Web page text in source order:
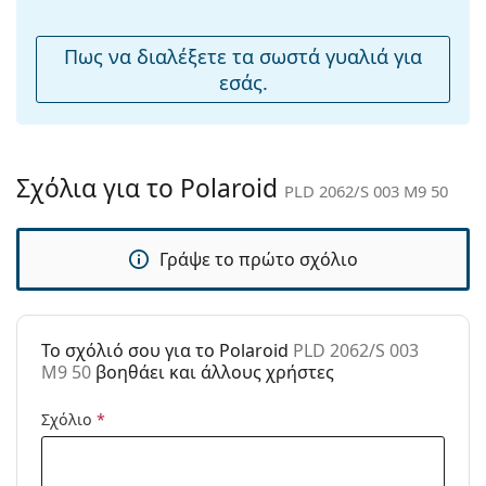
άρθρωση:
Όχι
Αξεσουάρ
Πανί
καθαρισμού:
Ναι
Τύπος:
Unisex
Μάρκα:
Polaroid
PLD 2062/S 003 M9 50
Πως να διαλέξετε τα σωστά γυαλιά για
εσάς.
Σχόλια για το Polaroid PLD 2062/S 003 M9 50
Γράψε το πρώτο σχόλιο
To σχόλιό σου για το Polaroid PLD 2062/S 003
M9 50 βοηθάει και άλλους χρήστες
Σχόλιο *